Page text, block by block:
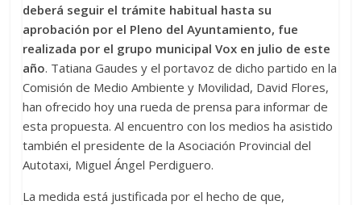
deberá seguir el trámite habitual hasta su
aprobación por el Pleno del Ayuntamiento, fue
realizada por el grupo municipal Vox en julio de este
año. Tatiana Gaudes y el portavoz de dicho partido en la
Comisión de Medio Ambiente y Movilidad, David Flores,
han ofrecido hoy una rueda de prensa para informar de
esta propuesta. Al encuentro con los medios ha asistido
también el presidente de la Asociación Provincial del
Autotaxi, Miguel Ángel Perdiguero.
La medida está justificada por el hecho de que,